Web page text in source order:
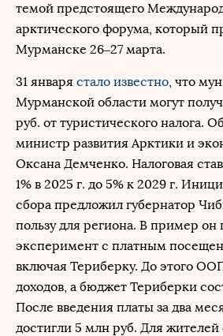
темой предстоящего
арктического форума, который
Мурманске 26–27 марта.
31 января стало известно, что
Мурманской области могут
руб. от туристического налога.
министр развития Арктики и
Оксана Демченко. Налоговая
1% в 2025 г. до 5% к 2029 г.
сбора предложил губернатор
пользу для региона. В пример он
эксперимент с платным
включая Териберку. До этого
доходов, а бюджет Териберки
После введения платы за два
достигли 5 млн руб. Для жителей